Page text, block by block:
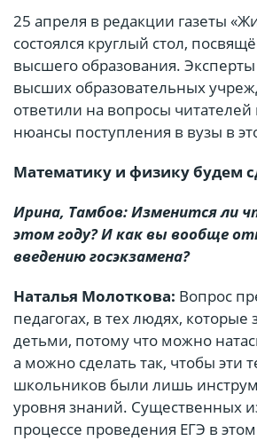
25 апреля в редакции газеты
состоялся круглый стол,
высшего образования.
высших образовательных
ответили на вопросы читателей
нюансы поступления в вузы в
Математику и физику будем
Ирина, Тамбов: Изменится ли
этом году? И как вы вообще
введению госэкзамена?
Наталья Молоткова: Вопрос
педагогах, в тех людях, которые
детьми, потому что можно
а можно сделать так, чтобы эти
школьников были лишь
уровня знаний. Существенных
процессе проведения ЕГЭ в